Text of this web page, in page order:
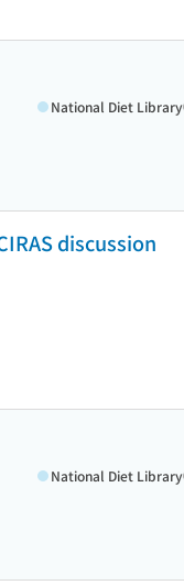
National Diet Library
discussion
National Diet Library